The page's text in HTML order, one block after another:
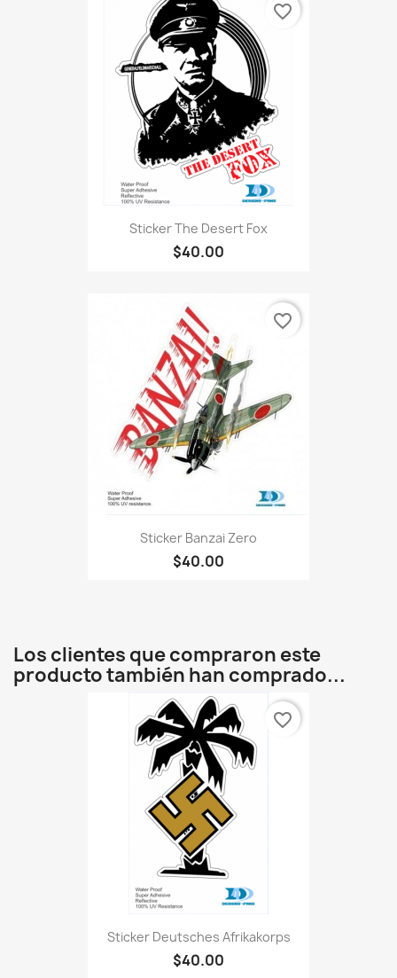
Sticker The Desert Fox
$40.00
favorite_border
Sticker Banzai Zero
$40.00
favorite_border
Los clientes que compraron este
producto también han comprado...
Sticker Deutsches Afrikakorps
$40.00
favorite_border